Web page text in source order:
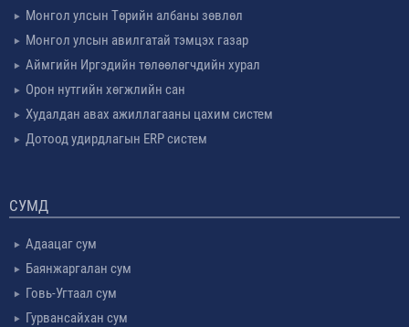
Монгол улсын Төрийн албаны зөвлөл
Монгол улсын авилгатай тэмцэх газар
Аймгийн Иргэдийн төлөөлөгчдийн хурал
Орон нутгийн хөгжлийн сан
Худалдан авах ажиллагааны цахим систем
Дотоод удирдлагын ERP систем
СУМД
Адаацаг сум
Баянжаргалан сум
Говь-Угтаал сум
Гурвансайхан сум